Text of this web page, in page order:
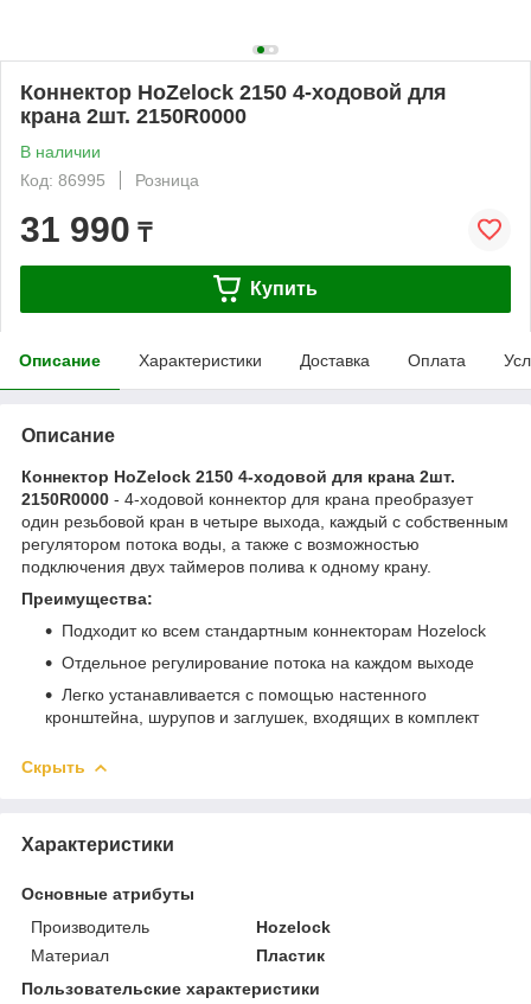
Коннектор HoZelock 2150 4-ходовой для
крана 2шт. 2150R0000
В наличии
Код: 86995
Розница
31 990 ₸
Купить
Описание Характеристики Доставка Оплата
Описание
Коннектор HoZelock 2150 4-ходовой для крана 2шт.
2150R0000 - 4-ходовой коннектор для крана преобразует
один резьбовой кран в четыре выхода, каждый с собственным
регулятором потока воды, а также с возможностью
подключения двух таймеров полива к одному крану.
Преимущества:
Подходит ко всем стандартным коннекторам Hozelock
Отдельное регулирование потока на каждом выходе
Легко устанавливается с помощью настенного
кронштейна, шурупов и заглушек, входящих в комплект
Скрыть
Характеристики
Основные атрибуты
Производитель
Hozelock
Материал
Пластик
Пользовательские характеристики